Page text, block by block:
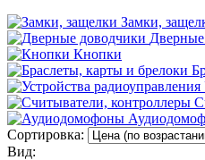
Замки,
Кнопки
Сортировка:
Вид: